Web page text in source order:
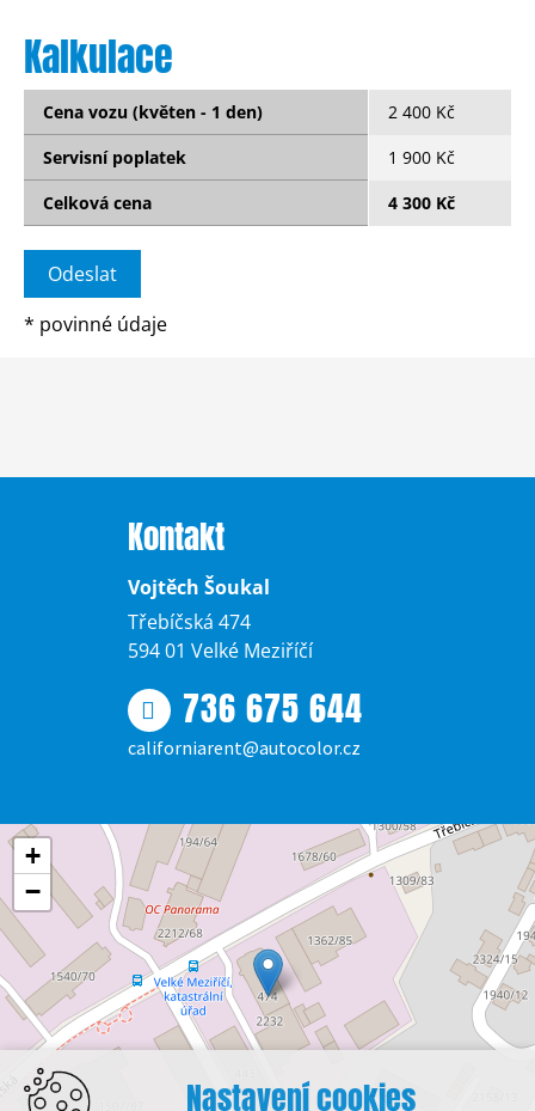
Kalkulace
Cena vozu (květen - 1 den)
2 400 Kč
Servisní poplatek
1 900 Kč
Celková cena
4 300 Kč
* povinné údaje
Kontakt
Vojtěch Šoukal
Třebíčská 474
594 01 Velké Meziříčí
736 675 644
californiarent@autocolor.cz
+
−
Nastavení cookies